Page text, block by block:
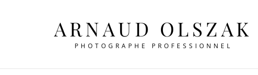
ARNAUD OLSZAK
PHOTOGRAPHE PROFESSIONNEL